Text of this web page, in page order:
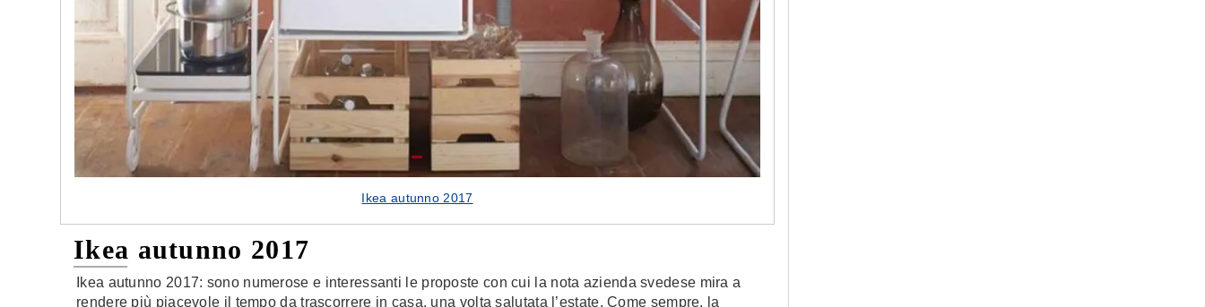
Ikea autunno 2017
Ikea autunno 2017
Ikea autunno 2017: sono numerose e interessanti le proposte con cui la nota azienda svedese mira a
rendere più piacevole il tempo da trascorrere in casa, una volta salutata l’estate. Come sempre, la